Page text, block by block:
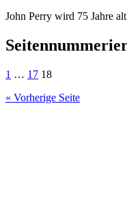
John Perry wird 75 Jahre
1 … 17 18
« Vorherige Seite